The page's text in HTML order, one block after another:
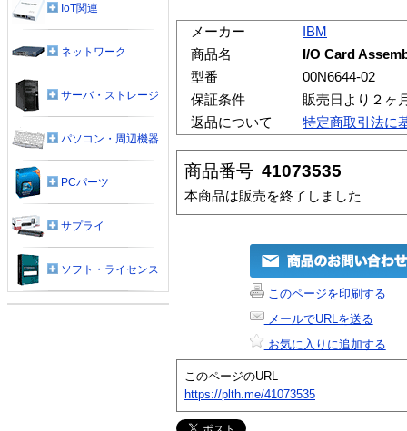
メーカー
IBM
商品名
I/O Card
型番
00N6644-02
保証条件
販売日より２ヶ
返品について
特定商取引法に
商品番号 41073535
本商品は販売を終了しました
このページを印刷する
メールでURLを送る
お気に入りに追加する
このページのURL
https://plth.me/41073535
IoT関連
ネットワーク
サーバ・ストレージ
パソコン・周辺機器
PCパーツ
サプライ
ソフト・ライセンス